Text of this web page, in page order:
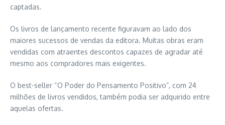
captadas.
Os livros de lançamento recente figuravam ao lado dos
maiores sucessos de vendas da editora. Muitas obras eram
vendidas com atraentes descontos capazes de agradar até
mesmo aos compradores mais exigentes.
O best-seller “O Poder do Pensamento Positivo”, com 24
milhões de livros vendidos, também podia ser adquirido entre
aquelas ofertas.